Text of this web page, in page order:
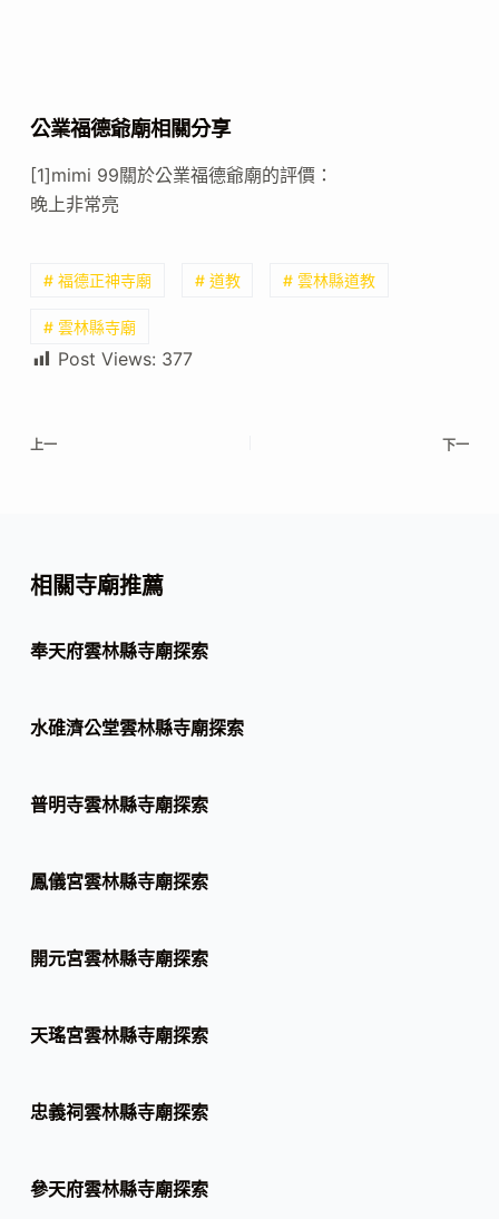
公業福德爺廟相關分享
[1]mimi 99關於公業福德爺廟的評價：
晚上非常亮
# 福德正神寺廟 # 道教 # 雲林縣道教
# 雲林縣寺廟
Post Views: 377
上一 下一
相關寺廟推薦
奉天府雲林縣寺廟探索
水碓濟公堂雲林縣寺廟探索
普明寺雲林縣寺廟探索
鳳儀宮雲林縣寺廟探索
開元宮雲林縣寺廟探索
天瑤宮雲林縣寺廟探索
忠義祠雲林縣寺廟探索
參天府雲林縣寺廟探索